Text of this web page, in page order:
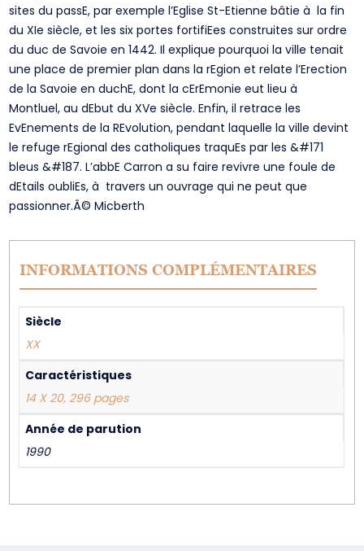
sites du passE, par exemple l’Eglise St-Etienne bâtie à la fin
du XIe siècle, et les six portes fortifiEes construites sur ordre
du duc de Savoie en 1442. Il explique pourquoi la ville tenait
une place de premier plan dans la rEgion et relate l’Erection
de la Savoie en duchE, dont la cErEmonie eut lieu à
Montluel, au dEbut du XVe siècle. Enfin, il retrace les
EvEnements de la REvolution, pendant laquelle la ville devint
le refuge rEgional des catholiques traquEs par les &#171
bleus &#187. L’abbE Carron a su faire revivre une foule de
dEtails oubliEs, à travers un ouvrage qui ne peut que
passionner.Â© Micberth
INFORMATIONS COMPLÉMENTAIRES
Siècle
XX
Caractéristiques
14 X 20, 296 pages
Année de parution
1990